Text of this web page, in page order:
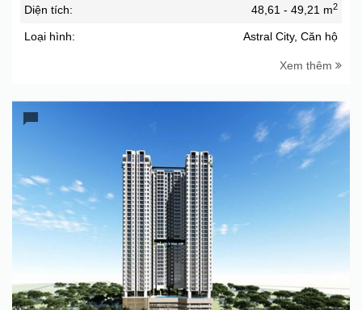
Diện tích: 48,61 - 49,21 m2
Loại hình: Astral City, Căn hộ
Xem thêm